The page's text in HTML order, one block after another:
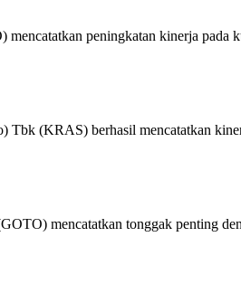
peningkatan kinerja
Tbk (KRAS) berhasil mencatatkan
mencatatkan tonggak penting